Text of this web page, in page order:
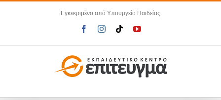
Εγκεκριμένο από Υπουργείο Παιδείας
FacebookInstagram
TiktokYouTube